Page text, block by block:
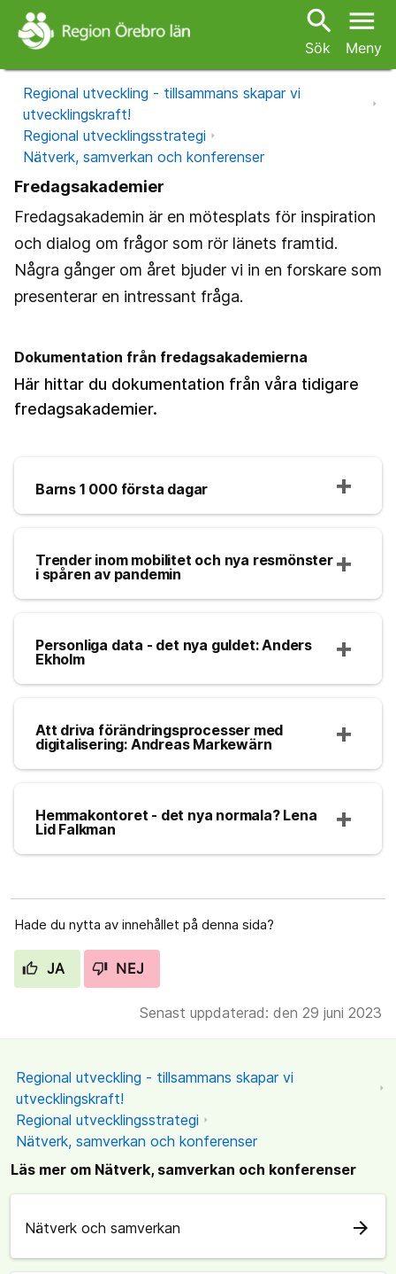
search
Sök
menu
Meny
Regional utveckling - tillsammans skapar vi
utvecklingskraft!
Regional utvecklingsstrategi
Nätverk, samverkan och konferenser
Fredagsakademier
Fredagsakademin är en mötesplats för inspiration
och dialog om frågor som rör länets framtid.
Några gånger om året bjuder vi in en forskare som
presenterar en intressant fråga.
Dokumentation från fredagsakademierna
Här hittar du dokumentation från våra tidigare
fredagsakademier.
Barns 1 000 första dagar
Trender inom mobilitet och nya resmönster
i spåren av pandemin
Personliga data - det nya guldet: Anders
Ekholm
Att driva förändringsprocesser med
digitalisering: Andreas Markewärn
Hemmakontoret - det nya normala? Lena
Lid Falkman
Hade du nytta av innehållet på denna sida?
JA NEJ
Senast uppdaterad: den 29 juni 2023
Regional utveckling - tillsammans skapar vi
utvecklingskraft!
Regional utvecklingsstrategi
Nätverk, samverkan och konferenser
Läs mer om Nätverk, samverkan och konferenser
Nätverk och samverkan arrow_forward